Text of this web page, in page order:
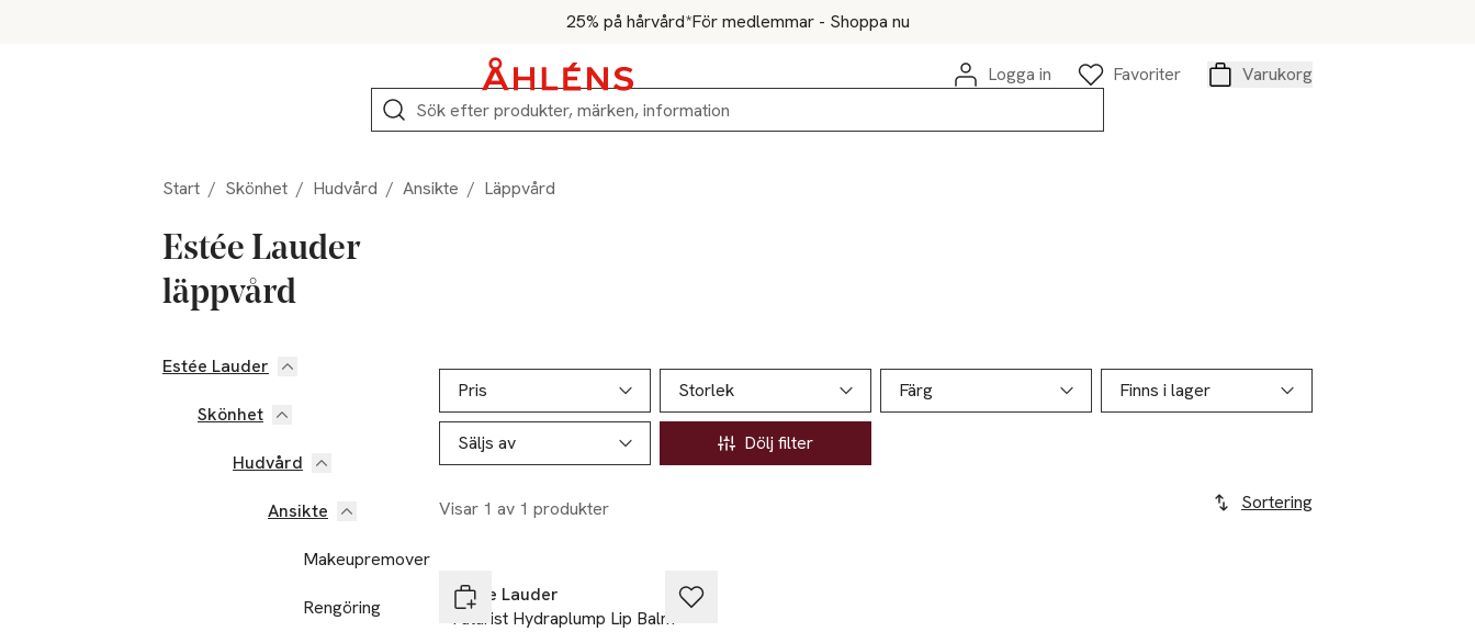
25% på hårvård*För medlemmar - Shoppa nu
Logga in
Favoriter
Varukorg
Sök
Start / Skönhet / Hudvård / Ansikte / Läppvård
Estée Lauder
läppvård
Hoppa till produktsidan
Estée Lauder
Skönhet
Hudvård
Ansikte
Makeupremover
Rengöring
Hoppa till produktsidan
Pris
Storlek Färg Finns i lager
Säljs av Dölj filter
Visar 1 av 1 produkter Sortering
Lista över produkter
Estée Lauder
Futurist Hydraplump Lip Balm